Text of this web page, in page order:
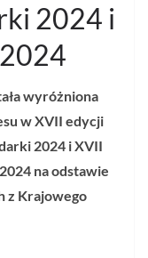
2024 i
wyróżniona
w XVII edycji
2024 i XVII
na odstawie
z Krajowego